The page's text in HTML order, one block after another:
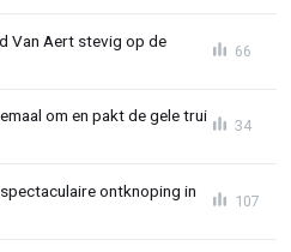
Van Aert stevig op de
66
om en pakt de gele trui
34
ontknoping in
107